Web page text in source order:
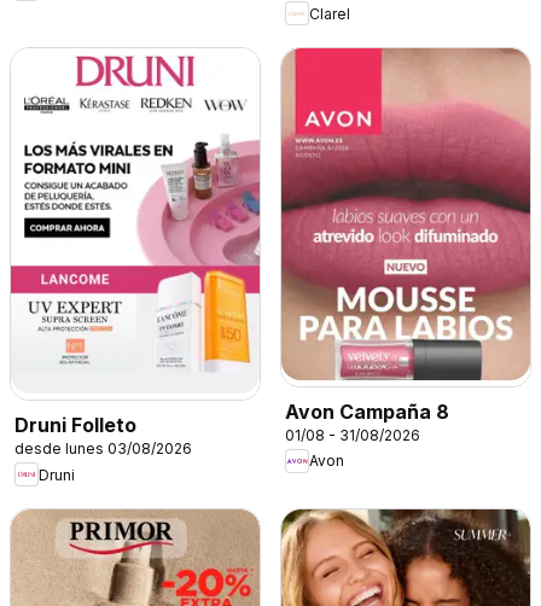
Clarel
Druni Folleto
desde lunes 03/08/2026
Druni
Avon Campaña 8
01/08 - 31/08/2026
Avon